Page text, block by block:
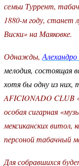
семьи Туррент,
1880-м году, станет
Виски» на Маяковке.
Однажды,
мелодия, состоящая
хотя бы одну из них,
AFICIONADO CLUB
особая сигарная
мексиканских
персоной табачный
Для собравшихся